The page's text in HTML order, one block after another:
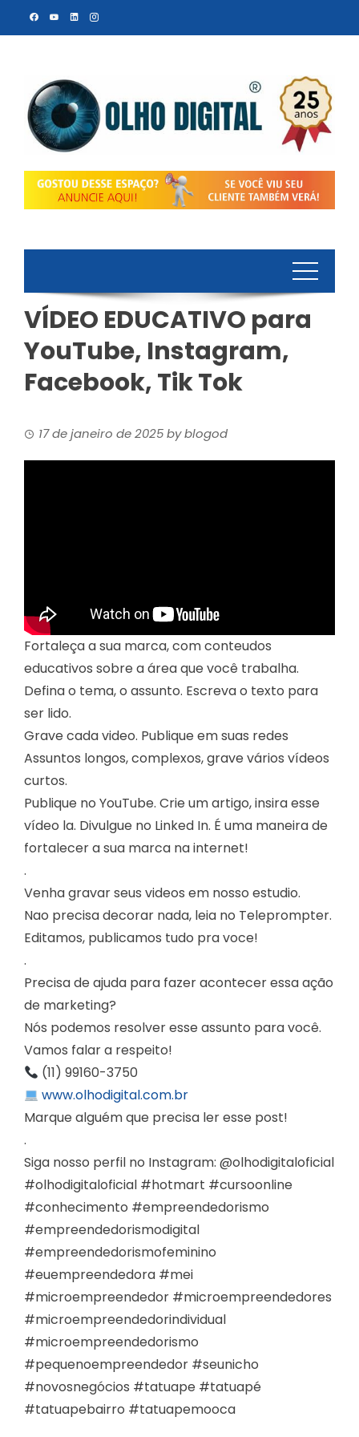
VÍDEO EDUCATIVO para
YouTube, Instagram,
Facebook, Tik Tok
17 de janeiro de 2025byblogod
Fortaleça a sua marca, com conteudos
educativos sobre a área que você trabalha.
Defina o tema, o assunto. Escreva o texto para
ser lido.
Grave cada video. Publique em suas redes
Assuntos longos, complexos, grave vários vídeos
curtos.
Publique no YouTube. Crie um artigo, insira esse
vídeo la. Divulgue no Linked In. É uma maneira de
fortalecer a sua marca na internet!
.
Venha gravar seus videos em nosso estudio.
Nao precisa decorar nada, leia no Teleprompter.
Editamos, publicamos tudo pra voce!
.
Precisa de ajuda para fazer acontecer essa ação
de marketing?
Nós podemos resolver esse assunto para você.
Vamos falar a respeito!
(11) 99160-3750
www.olhodigital.com.br
Marque alguém que precisa ler esse post!
.
Siga nosso perfil no Instagram: @olhodigitaloficial
#olhodigitaloficial #hotmart #cursoonline
#conhecimento #empreendedorismo
#empreendedorismodigital
#empreendedorismofeminino
#euempreendedora #mei
#microempreendedor #microempreendedores
#microempreendedorindividual
#microempreendedorismo
#pequenoempreendedor #seunicho
#novosnegócios #tatuape #tatuapé
#tatuapebairro #tatuapemooca